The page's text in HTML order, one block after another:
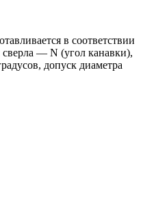
в соответствии
— N (угол канавки),
допуск диаметра